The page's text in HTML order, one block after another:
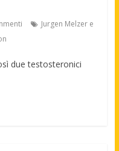
Jurgen Melzer e
due testosteronici